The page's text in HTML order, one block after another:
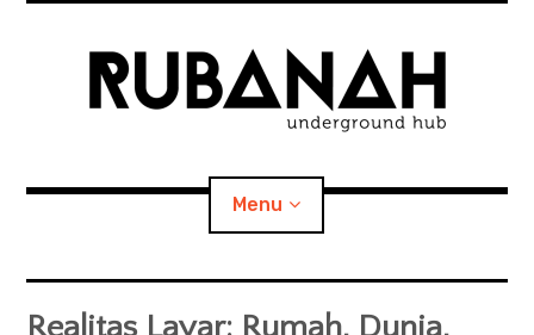
RUBANAH
Underground Hub
and the obsessively-creative-driven.
Menu
Home
Realitas Layar: Rumah, Dunia,